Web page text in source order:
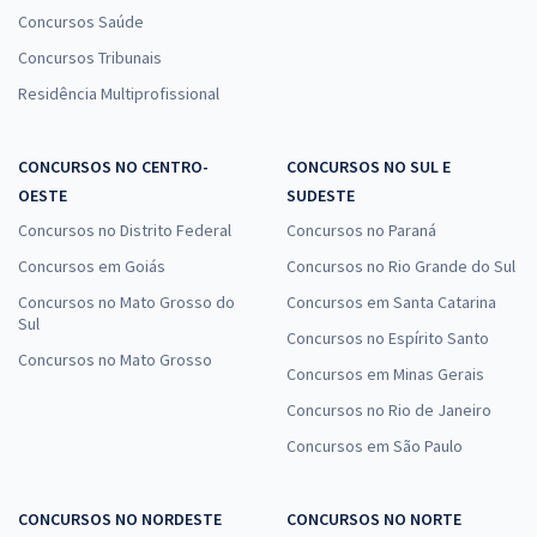
Concursos Saúde
Concursos Tribunais
Residência Multiprofissional
CONCURSOS NO CENTRO-
OESTE
Concursos no Distrito Federal
Concursos em Goiás
Concursos no Mato Grosso do
Sul
Concursos no Mato Grosso
CONCURSOS NO SUL E
SUDESTE
Concursos no Paraná
Concursos no Rio Grande do Sul
Concursos em Santa Catarina
Concursos no Espírito Santo
Concursos em Minas Gerais
Concursos no Rio de Janeiro
Concursos em São Paulo
CONCURSOS NO NORDESTE CONCURSOS NO NORTE